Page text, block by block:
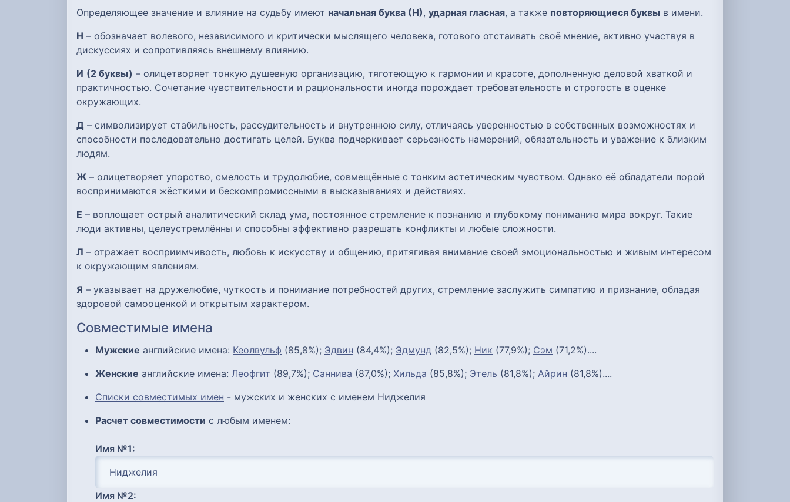
Определяющее значение и влияние на судьбу имеют начальная буква (Н), ударная гласная, а также повторяющиеся буквы в имени.
Н – обозначает волевого, независимого и критически мыслящего человека, готового отстаивать своё мнение, активно участвуя в
дискуссиях и сопротивляясь внешнему влиянию.
И (2 буквы) – олицетворяет тонкую душевную организацию, тяготеющую к гармонии и красоте, дополненную деловой хваткой и
практичностью. Сочетание чувствительности и рациональности иногда порождает требовательность и строгость в оценке
окружающих.
Д – символизирует стабильность, рассудительность и внутреннюю силу, отличаясь уверенностью в собственных возможностях и
способности последовательно достигать целей. Буква подчеркивает серьезность намерений, обязательность и уважение к близким
людям.
Ж – олицетворяет упорство, смелость и трудолюбие, совмещённые с тонким эстетическим чувством. Однако её обладатели порой
воспринимаются жёсткими и бескомпромиссными в высказываниях и действиях.
Е – воплощает острый аналитический склад ума, постоянное стремление к познанию и глубокому пониманию мира вокруг. Такие
люди активны, целеустремлённы и способны эффективно разрешать конфликты и любые сложности.
Л – отражает восприимчивость, любовь к искусству и общению, притягивая внимание своей эмоциональностью и живым интересом
к окружающим явлениям.
Я – указывает на дружелюбие, чуткость и понимание потребностей других, стремление заслужить симпатию и признание, обладая
здоровой самооценкой и открытым характером.
Совместимые имена
Мужские английские имена: Кеолвульф (85,8%); Эдвин (84,4%); Эдмунд (82,5%); Ник (77,9%); Сэм (71,2%)....
Женские английские имена: Леофгит (89,7%); Саннива (87,0%); Хильда (85,8%); Этель (81,8%); Айрин (81,8%)....
Списки совместимых имен - мужских и женских с именем Ниджелия
Расчет совместимости с любым именем:
Имя №1:
Имя №2: